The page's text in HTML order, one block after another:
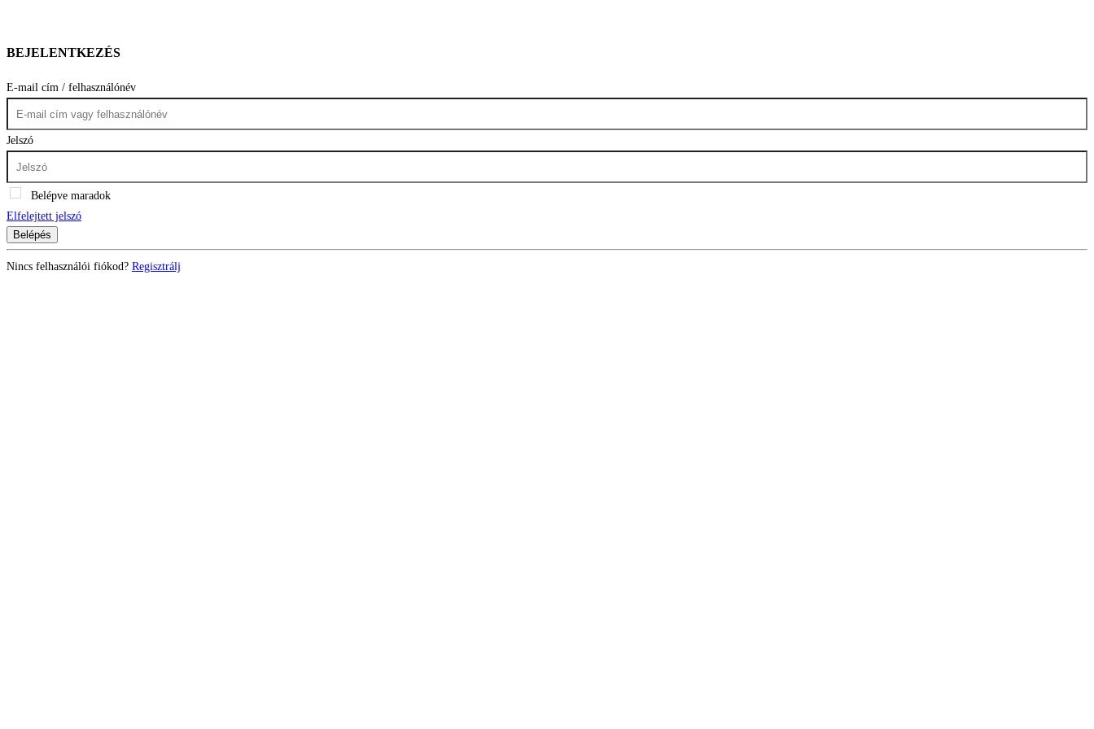
BEJELENTKEZÉS
E-mail cím / felhasználónév
Jelszó
Belépve maradok
Elfelejtett jelszó
Belépés
Nincs felhasználói fiókod? Regisztrálj